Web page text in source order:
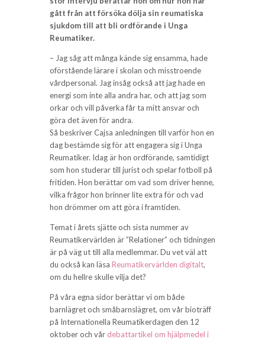
gått från att försöka dölja sin reumatiska
sjukdom till att bli ordförande i Unga
Reumatiker.
– Jag såg att många kände sig ensamma, hade
oförstående lärare i skolan och misstroende
vårdpersonal. Jag insåg också att jag hade en
energi som inte alla andra har, och att jag som
orkar och vill påverka får ta mitt ansvar och
göra det även för andra.
Så beskriver Cajsa anledningen till varför hon en
dag bestämde sig för att engagera sig i Unga
Reumatiker. Idag är hon ordförande, samtidigt
som hon studerar till jurist och spelar fotboll på
fritiden. Hon berättar om vad som driver henne,
vilka frågor hon brinner lite extra för och vad
hon drömmer om att göra i framtiden.
Temat i årets sjätte och sista nummer av
Reumatikervärlden är ”Relationer” och tidningen
är på väg ut till alla medlemmar. Du vet väl att
du också kan läsa Reumatikervärlden digitalt,
om du hellre skulle vilja det?
På våra egna sidor berättar vi om både
barnlägret och småbarnslägret, om vår bioträff
på Internationella Reumatikerdagen den 12
oktober och vår debattartikel om hjälpmedel i